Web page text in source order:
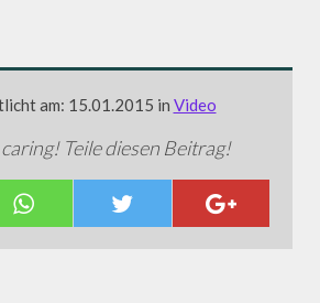
am: 15.01.2015 in Video
Teile diesen Beitrag!